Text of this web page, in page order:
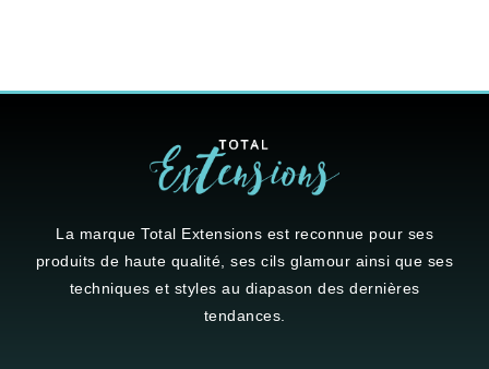
La marqueTotal Extensionsest reconnue pour ses
produits de haute qualité, ses cils glamour ainsi que ses
techniques et styles au diapason des dernières